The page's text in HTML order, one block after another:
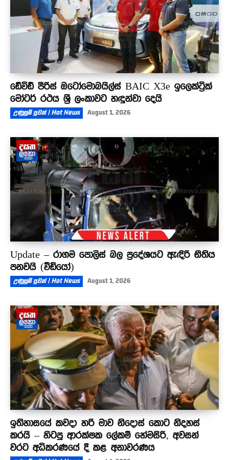
ඩේවිඩ් පීරිස් ඔටෝමොබයිල්ස් BAIC X3e ඉලෙක්ට්‍රික්
මෝටර් රථය ශ්‍රී ලංකාවට හඳුන්වා දෙයි
උණුසුම් පුවත් | Hot News August 1, 2026
Update – රාගම පොලිස් බල ප්‍රදේශයට ඇඳිරි නීතිය
පනවයි (වීඩියෝ)
උණුසුම් පුවත් | Hot News August 1, 2026
ඉතිහාසයේ කවදා හරි මාව නිදොස් කොට නිදහස්
කරයි – හිටපු ආරක්ෂක ලේකම් හේමසිරි, අවසන්
වරට අධිකරණයේ දී කළ අනාවරණය